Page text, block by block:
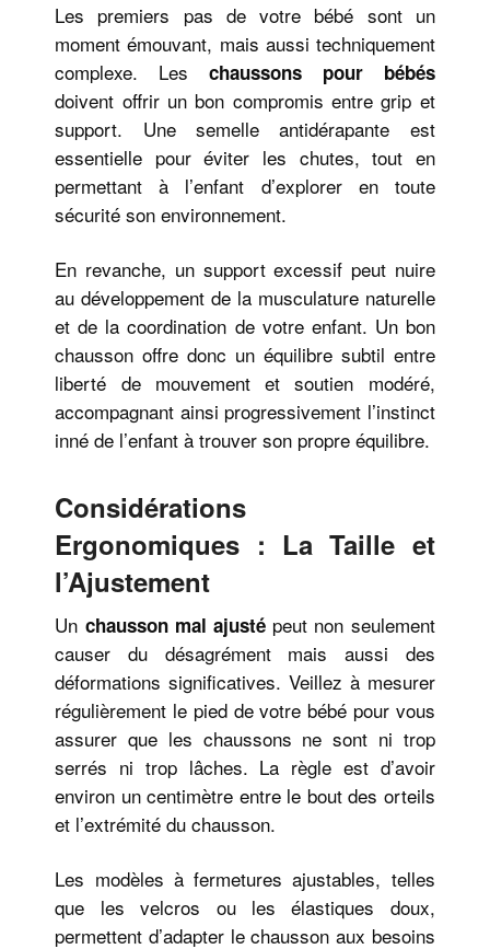
Les premiers pas de votre bébé sont un
moment émouvant, mais aussi techniquement
complexe. Les chaussons pour bébés
doivent offrir un bon compromis entre grip et
support. Une semelle antidérapante est
essentielle pour éviter les chutes, tout en
permettant à l’enfant d’explorer en toute
sécurité son environnement.
En revanche, un support excessif peut nuire
au développement de la musculature naturelle
et de la coordination de votre enfant. Un bon
chausson offre donc un équilibre subtil entre
liberté de mouvement et soutien modéré,
accompagnant ainsi progressivement l’instinct
inné de l’enfant à trouver son propre équilibre.
Considérations
Ergonomiques : La Taille et
l’Ajustement
Un chausson mal ajusté peut non seulement
causer du désagrément mais aussi des
déformations significatives. Veillez à mesurer
régulièrement le pied de votre bébé pour vous
assurer que les chaussons ne sont ni trop
serrés ni trop lâches. La règle est d’avoir
environ un centimètre entre le bout des orteils
et l’extrémité du chausson.
Les modèles à fermetures ajustables, telles
que les velcros ou les élastiques doux,
permettent d’adapter le chausson aux besoins